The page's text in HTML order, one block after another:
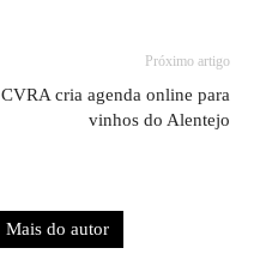
Próximo artigo
CVRA cria agenda online para
vinhos do Alentejo
Mais do autor